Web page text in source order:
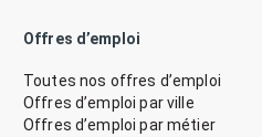
Offres d’emploi
Toutes nos offres d’emploi
Offres d’emploi par ville
Offres d’emploi par métier